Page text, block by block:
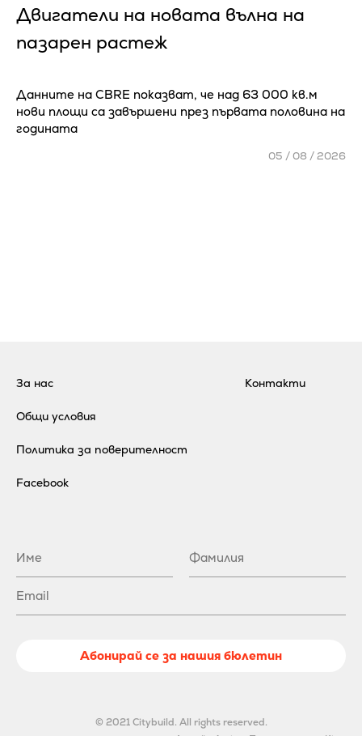
Двигатели на новата вълна на
пазарен растеж
Данните на CBRE показват, че над 63 000 кв.м
нови площи са завършени през първата половина на
годината
05 / 08 / 2026
За нас
Общи условия
Политика за поверителност
Контакти
Facebook
Абонирай се за нашия бюлетин
© 2021 Citybuild. All rights reserved.